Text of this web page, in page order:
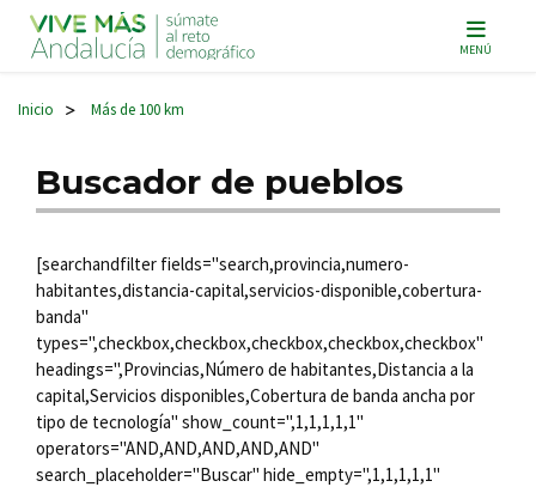
Navegación principal MENÚ
Inicio > Más de 100 km
Buscador de pueblos
[searchandfilter fields="search,provincia,numero-
habitantes,distancia-capital,servicios-disponible,cobertura-
banda"
types=",checkbox,checkbox,checkbox,checkbox,checkbox"
headings=",Provincias,Número de habitantes,Distancia a la
capital,Servicios disponibles,Cobertura de banda ancha por
tipo de tecnología" show_count=",1,1,1,1,1"
operators="AND,AND,AND,AND,AND"
search_placeholder="Buscar" hide_empty=",1,1,1,1,1"